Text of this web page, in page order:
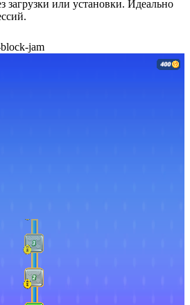
загрузки или установки. Идеально
jam